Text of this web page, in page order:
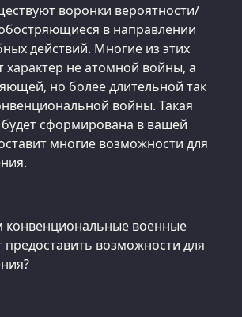
воронки вероятности/
в направлении
действий. Многие из этих
не атомной войны, а
но более длительной так
войны. Такая
будет сформирована в вашей
многие возможности для
конвенциональные военные
предоставить возможности для